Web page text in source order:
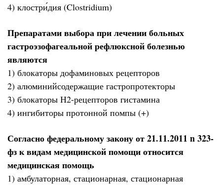
4) клостри́дия (Clostridium)
Препаратами выбора при лечении больных
гастроэзофагеальной рефлюксной болезнью
являются
1) блокаторы дофаминовых рецепторов
2) алюминийсодержащие гастропротекторы
3) блокаторы Н2-рецепторов гистамина
4) ингибиторы протонной помпы (+)
Согласно федеральному закону от 21.11.2011 n 323-
фз к видам медицинской помощи относится
медицинская помощь
1) амбулаторная, стационарная, стационарная